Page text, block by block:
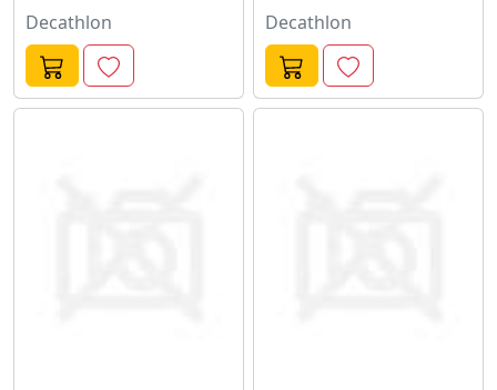
Decathlon
Decathlon